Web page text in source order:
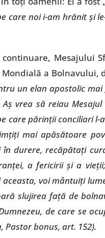
care noi i-am hrănit şi
Mesajului
Mondială a Bolnavului,
un elan apostolic
vrea să reiau
care părinţii conciliari
mai apăsătoare
în durere, recăpătaţi
a fericirii şi a
voi mântuiţi
slujirea faţă de
de care se
Pastor bonus, art. 152).